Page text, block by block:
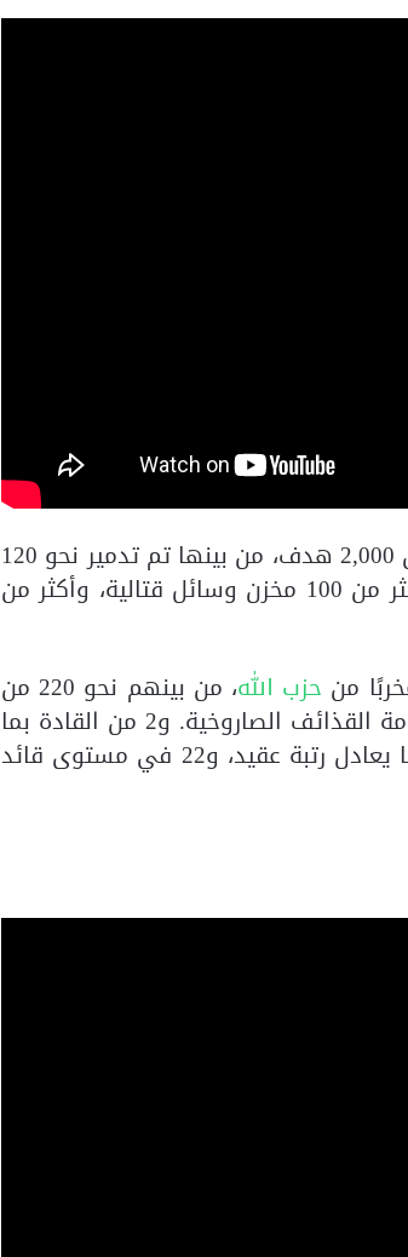
وأشار إلى أنه «حتى الآن، تم استهداف أكثر من 2,000 هدف، من بينها تم تدمير نحو 120
الإرهابية. وأكثر من 100 مخزن وسائل قتالية، وأكثر من
حزب الل
ه، من بينهم نحو 220 من
مخربي قوة الرضوان، ونحو 150 من عناصر منظومة القذائف الصاروخية. و2 من القادة بما
يعادل رتبة لواء، و4 بما يعادل رتبة عميد، و8 بما يعادل رتبة عقيد، و22 في مستوى قائد